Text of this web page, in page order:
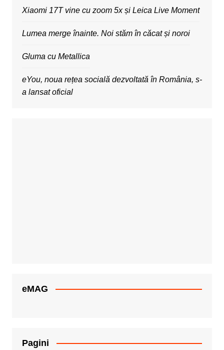
Xiaomi 17T vine cu zoom 5x și Leica Live Moment
Lumea merge înainte. Noi stăm în căcat și noroi
Gluma cu Metallica
eYou, noua rețea socială dezvoltată în România, s-
a lansat oficial
eMAG
Pagini